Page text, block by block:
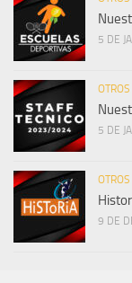
5 DE
OTROS
5 DE
OTROS
9 DE